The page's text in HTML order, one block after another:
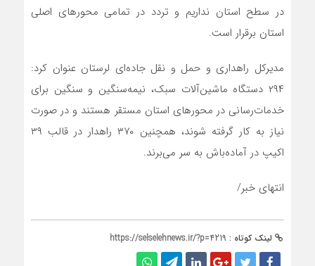
در سطح استان نداریم و تردد در تمامی محورهای اصلی
استان برقرار است.
مدیرکل راهداری و حمل و نقل جاده‌ای لرستان عنوان کرد:
۲۹۴ دستگاه ماشین‌آلات سبک، نیمه‌سنگین و سنگین برای
خدمات‌رسانی در محورهای استان مستقر هستند و در صورت
نیاز به کار گرفته شوند، همچنین ۳۷۰ راهدار در قالب ۳۹
اکیپ در آماده‌باش به سر می‌برند.
انتهای خبر/
لینک کوتاه : https://selselehnews.ir/?p=4219